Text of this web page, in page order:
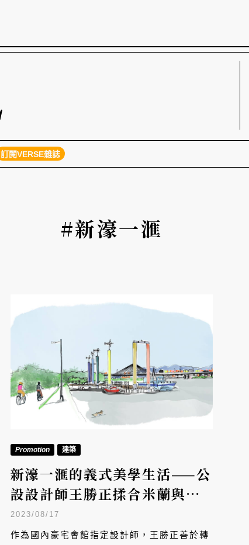
訂閱VERSE雜誌
#新濠一滙
Promotion 建築
新濠一滙的義式美學生活——公
設設計師王勝正揉合米蘭與江
翠的雙城美學
2023/08/17
作為國內豪宅會館指定設計師，王勝正善於轉